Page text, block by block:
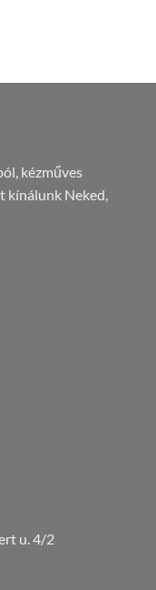
kézműves
kínálunk Neked,
u. 4/2